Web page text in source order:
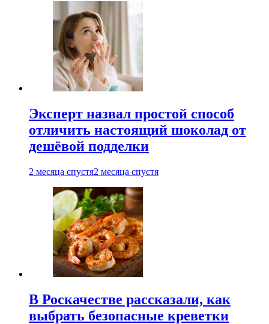
Эксперт назвал простой способ
отличить настоящий шоколад от
дешёвой подделки
2 месяца спустя2 месяца спустя
В Роскачестве рассказали, как
выбрать безопасные креветки